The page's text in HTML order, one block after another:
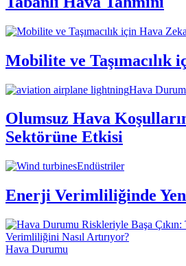
Mobilite ve Taşımacılık
Hava
Olumsuz Hava
Sektörüne Etkisi
Endüstriler
Enerji Verimliliğinde
Hava Durumu